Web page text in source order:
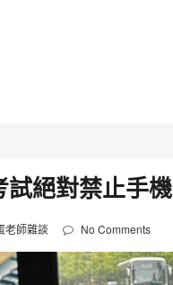
試絕對禁止手機
老師雜談 No Comments